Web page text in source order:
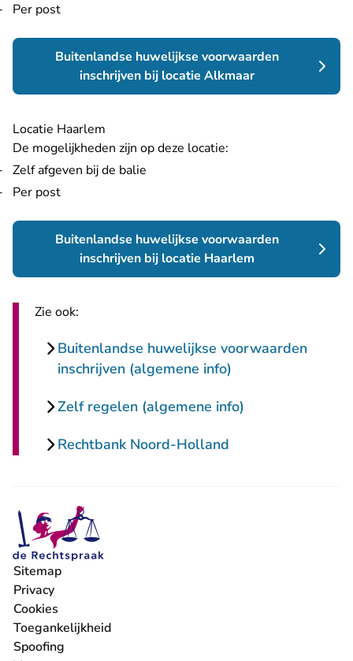
Per post
Buitenlandse huwelijkse voorwaarden
inschrijven bij locatie Alkmaar
Locatie Haarlem
De mogelijkheden zijn op deze locatie:
Zelf afgeven bij de balie
Per post
Buitenlandse huwelijkse voorwaarden
inschrijven bij locatie Haarlem
Zie ook:
Buitenlandse huwelijkse voorwaarden
inschrijven (algemene info)
Zelf regelen (algemene info)
Rechtbank Noord-Holland
Sitemap
Privacy
Cookies
Toegankelijkheid
Spoofing